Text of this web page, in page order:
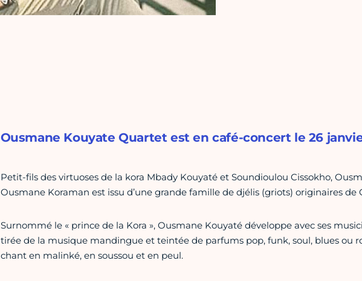
Ousmane Kouyate Quartet est en café-concert le 26
Petit-fils des virtuoses de la kora Mbady Kouyaté et Soundioulou Cissokho,
Ousmane Koraman est issu d’une grande famille de djélis (griots) originaires de
Surnommé le « prince de la Kora », Ousmane Kouyaté développe avec ses
tirée de la musique mandingue et teintée de parfums pop, funk, soul, blues ou
chant en malinké, en soussou et en peul.